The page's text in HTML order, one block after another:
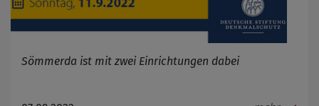
Sömmerda ist mit zwei Einrichtungen dabei